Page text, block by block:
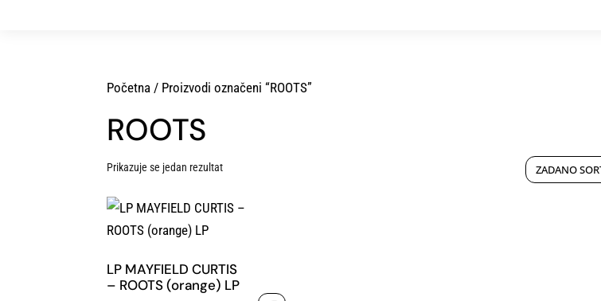
Početna / Proizvodi označeni “ROOTS”
ROOTS
Prikazuje se jedan rezultat
LP MAYFIELD CURTIS
– ROOTS (orange) LP